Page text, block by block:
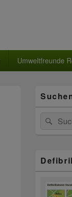
Umweltfreunde
Suchen
nach: